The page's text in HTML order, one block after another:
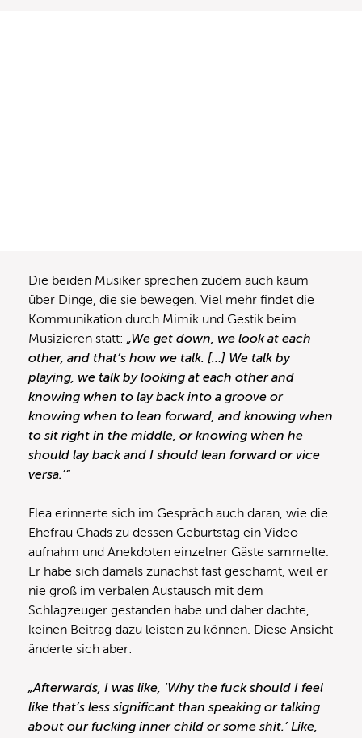
Die beiden Musiker sprechen zudem auch kaum
über Dinge, die sie bewegen. Viel mehr findet die
Kommunikation durch Mimik und Gestik beim
Musizieren statt: „We get down, we look at each
other, and that’s how we talk. […] We talk by
playing, we talk by looking at each other and
knowing when to lay back into a groove or
knowing when to lean forward, and knowing when
to sit right in the middle, or knowing when he
should lay back and I should lean forward or vice
versa.’“
Flea erinnerte sich im Gespräch auch daran, wie die
Ehefrau Chads zu dessen Geburtstag ein Video
aufnahm und Anekdoten einzelner Gäste sammelte.
Er habe sich damals zunächst fast geschämt, weil er
nie groß im verbalen Austausch mit dem
Schlagzeuger gestanden habe und daher dachte,
keinen Beitrag dazu leisten zu können. Diese Ansicht
änderte sich aber:
„Afterwards, I was like, ‘Why the fuck should I feel
like that’s less significant than speaking or talking
about our fucking inner child or some shit.’ Like,